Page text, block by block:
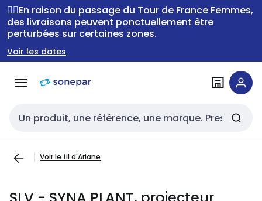
Passer à la
navigation
Passer
au
contenu
🚴‍♂️En raison du passage du Tour de France Femmes,
des livraisons peuvent ponctuellement être
perturbées sur certaines zones.
Voir les dates
Entrée de recherche
Voir le fil d'Ariane